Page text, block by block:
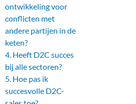
ontwikkeling voor
conflicten met
andere partijen in de
keten?
4. Heeft D2C succes
bij alle sectoren?
5. Hoe pas ik
succesvolle D2C-